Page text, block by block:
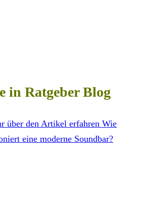
in Ratgeber Blog